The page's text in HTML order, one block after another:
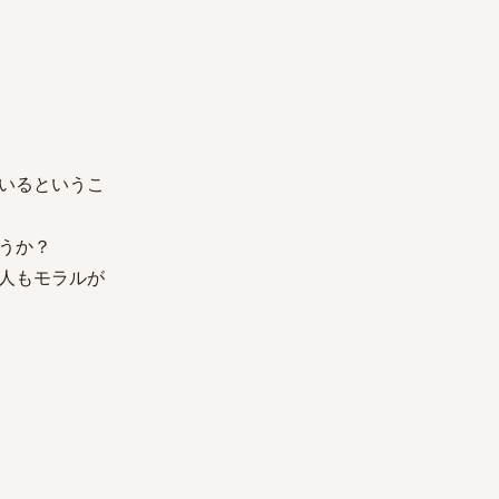
るというこ
か？
もモラルが